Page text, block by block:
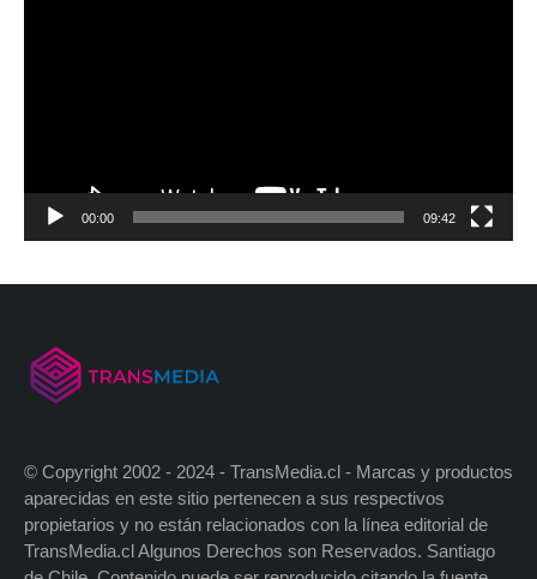
00:00 09:42
© Copyright 2002 - 2024 - TransMedia.cl - Marcas y productos
aparecidas en este sitio pertenecen a sus respectivos
propietarios y no están relacionados con la línea editorial de
TransMedia.cl Algunos Derechos son Reservados. Santiago